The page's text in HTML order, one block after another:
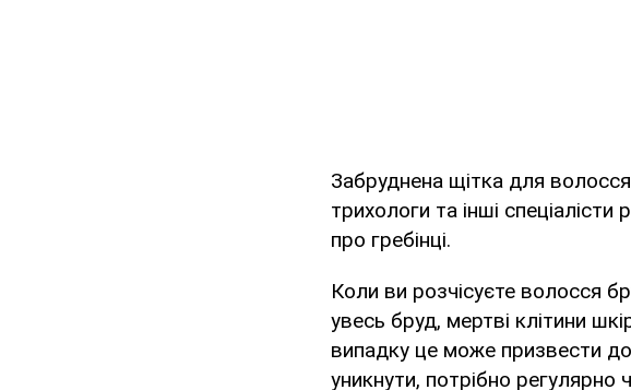
Забруднена щітка для
трихологи та інші
про гребінці.
Коли ви розчісуєте волосся
увесь бруд, мертві клітини
випадку це може призвести
уникнути, потрібно регулярно